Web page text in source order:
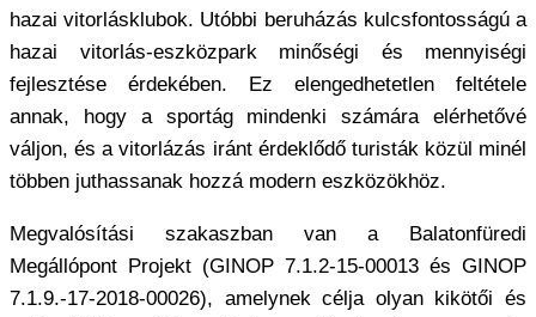
hazai vitorlásklubok. Utóbbi beruházás kulcsfontosságú a
hazai vitorlás-eszközpark minőségi és mennyiségi
fejlesztése érdekében. Ez elengedhetetlen feltétele
annak, hogy a sportág mindenki számára elérhetővé
váljon, és a vitorlázás iránt érdeklődő turisták közül minél
többen juthassanak hozzá modern eszközökhöz.
Megvalósítási szakaszban van a Balatonfüredi
Megállópont Projekt (GINOP 7.1.2-15-00013 és GINOP
7.1.9.-17-2018-00026), amelynek célja olyan kikötői és